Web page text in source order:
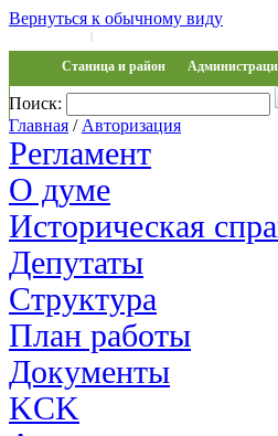
Вернуться к обычному виду
|
Станица и район
Обращения
Поиск:
Главная / Авторизация
Регламент
О думе
Историческая
Депутаты
Структура
План работы
Документы
KCK